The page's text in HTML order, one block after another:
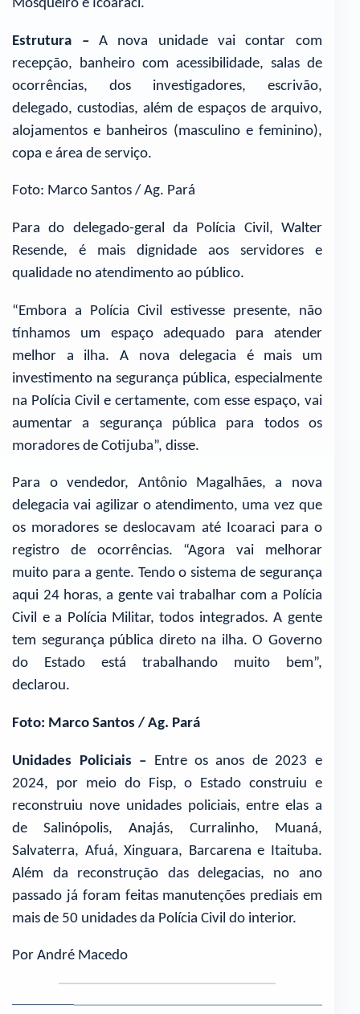
Mosqueiro e Icoaraci.
Estrutura – A nova unidade vai contar com
recepção, banheiro com acessibilidade, salas de
ocorrências, dos investigadores, escrivão,
delegado, custodias, além de espaços de arquivo,
alojamentos e banheiros (masculino e feminino),
copa e área de serviço.
Foto: Marco Santos / Ag. Pará
Para do delegado-geral da Polícia Civil, Walter
Resende, é mais dignidade aos servidores e
qualidade no atendimento ao público.
“Embora a Polícia Civil estivesse presente, não
tínhamos um espaço adequado para atender
melhor a ilha. A nova delegacia é mais um
investimento na segurança pública, especialmente
na Polícia Civil e certamente, com esse espaço, vai
aumentar a segurança pública para todos os
moradores de Cotijuba”, disse.
Para o vendedor, Antônio Magalhães, a nova
delegacia vai agilizar o atendimento, uma vez que
os moradores se deslocavam até Icoaraci para o
registro de ocorrências. “Agora vai melhorar
muito para a gente. Tendo o sistema de segurança
aqui 24 horas, a gente vai trabalhar com a Polícia
Civil e a Polícia Militar, todos integrados. A gente
tem segurança pública direto na ilha. O Governo
do Estado está trabalhando muito bem”,
declarou.
Foto: Marco Santos / Ag. Pará
Unidades Policiais –
Entre os anos de 2023 e
2024, por meio do Fisp, o Estado construiu e
reconstruiu nove unidades policiais, entre elas a
de Salinópolis, Anajás, Curralinho, Muaná,
Salvaterra, Afuá, Xinguara, Barcarena e Itaituba.
Além da reconstrução das delegacias, no ano
passado já foram feitas manutenções prediais em
mais de 50 unidades da Polícia Civil do interior.
Por André Macedo